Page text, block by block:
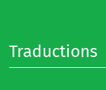
Traductions